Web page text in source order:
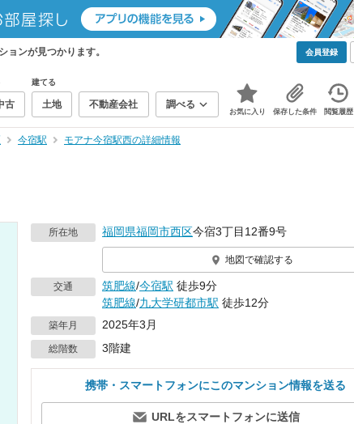
ンが見つかります。 会員登録
古
建てる
土地 不動産会社 調べる
お気に入り 保存した条件 閲覧履歴
今宿駅 モアナ今宿駅西の詳細情報
所在地 福岡県福岡市西区今宿3丁目12番9号
地図で確認する
交通 筑肥線/今宿駅 徒歩9分
筑肥線/九大学研都市駅 徒歩12分
築年月 2025年3月
総階数 3階建
携帯・スマートフォンにこのマンション情報を送る
URLをスマートフォンに送信